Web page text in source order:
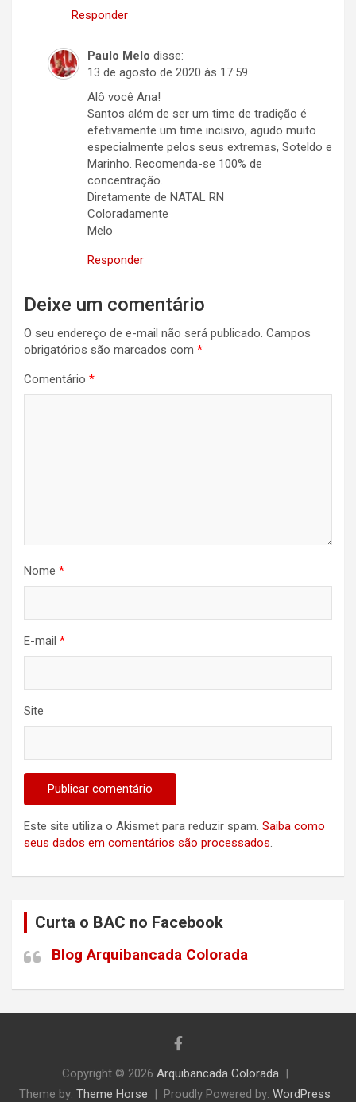
Responder
Paulo Melo disse:
13 de agosto de 2020 às 17:59
Alô você Ana!
Santos além de ser um time de tradição é
efetivamente um time incisivo, agudo muito
especialmente pelos seus extremas, Soteldo e
Marinho. Recomenda-se 100% de
concentração.
Diretamente de NATAL RN
Coloradamente
Melo
Responder
Deixe um comentário
O seu endereço de e-mail não será publicado. Campos
obrigatórios são marcados com *
Comentário *
Nome *
E-mail *
Site
Este site utiliza o Akismet para reduzir spam. Saiba como
seus dados em comentários são processados.
Curta o BAC no Facebook
Blog Arquibancada Colorada
Copyright © 2026 Arquibancada Colorada
Theme by: Theme Horse Proudly Powered by: WordPress